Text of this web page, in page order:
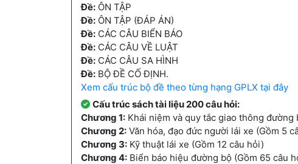
Đề: ÔN TẬP
Đề: ÔN TẬP (ĐÁP ÁN)
Đề: CÁC CÂU BIỂN BÁO
Đề: CÁC CÂU VỀ LUẬT
Đề: CÁC CÂU SA HÌNH
Đề: BỘ ĐỀ CỐ ĐỊNH.
Xem cấu trúc bộ đề theo từng hạng GPLX tại đây
Cấu trúc sách tài liệu 200 câu hỏi:
Chương 1: Khái niệm và quy tắc giao thông đường
Chương 2: Văn hóa, đạo đức người lái xe (Gồm 5
Chương 3: Kỹ thuật lái xe (Gồm 12 câu hỏi)
Chương 4: Biển báo hiệu đường bộ (Gồm 65 câu